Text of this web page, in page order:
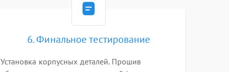
6. Финальное тестирование
Установка корпусных деталей. Прошив